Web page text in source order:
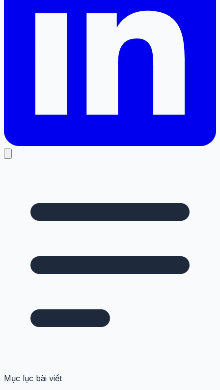
Mục lục bài viết